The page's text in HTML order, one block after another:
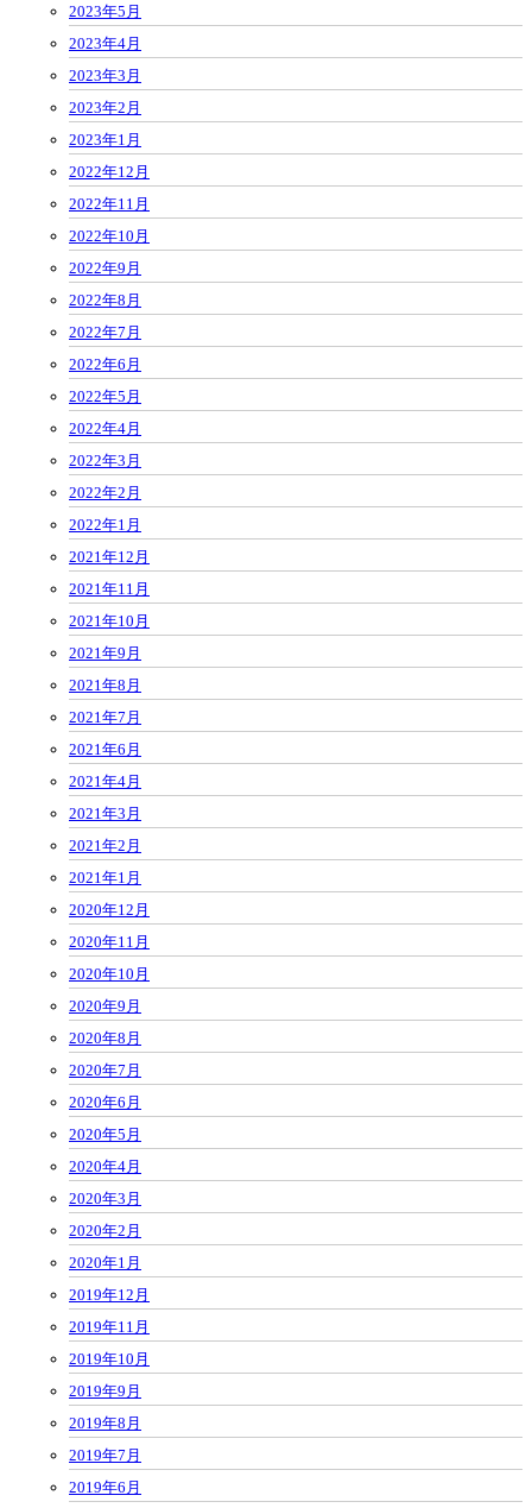
2023年5月
2023年4月
2023年3月
2023年2月
2023年1月
2022年12月
2022年11月
2022年10月
2022年9月
2022年8月
2022年7月
2022年6月
2022年5月
2022年4月
2022年3月
2022年2月
2022年1月
2021年12月
2021年11月
2021年10月
2021年9月
2021年8月
2021年7月
2021年6月
2021年4月
2021年3月
2021年2月
2021年1月
2020年12月
2020年11月
2020年10月
2020年9月
2020年8月
2020年7月
2020年6月
2020年5月
2020年4月
2020年3月
2020年2月
2020年1月
2019年12月
2019年11月
2019年10月
2019年9月
2019年8月
2019年7月
2019年6月